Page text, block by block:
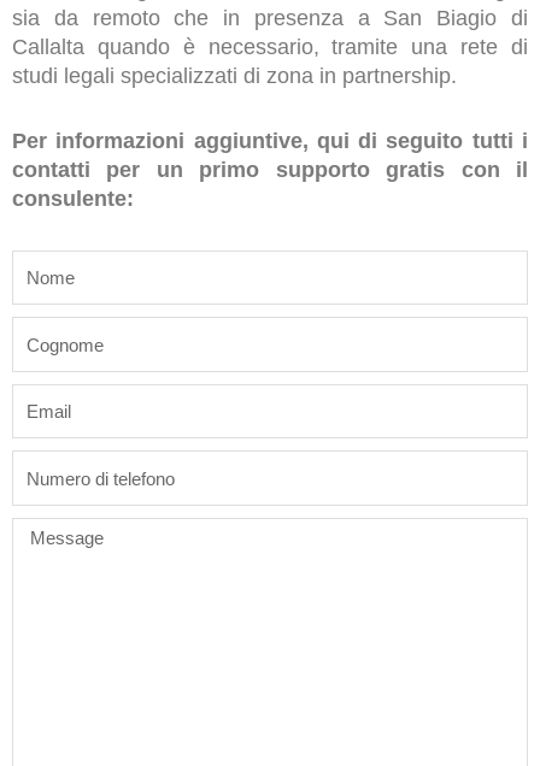
sia da remoto che in presenza a San Biagio di
Callalta quando è necessario, tramite una rete di
studi legali specializzati di zona in partnership.
Per informazioni aggiuntive, qui di seguito tutti i
contatti per un primo supporto gratis con il
consulente:
Message